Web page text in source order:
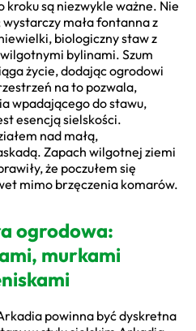
są niezwykle ważne. Nie
mała fontanna z
biologiczny staw z
bylinami. Szum
życie, dodając ogrodowi
na to pozwala,
wpadającego do stawu,
esencją sielskości.
nad małą,
Zapach wilgotnej ziemi
że poczułem się
mimo brzęczenia komarów.
ogrodowa:
murkami
powinna być dyskretna